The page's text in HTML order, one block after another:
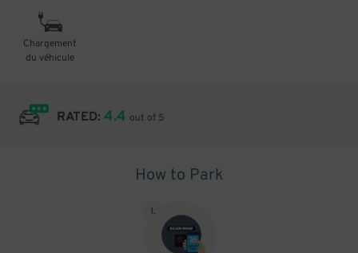
Chargement
du véhicule
RATED: 4.4 out of 5
How to Park
1.